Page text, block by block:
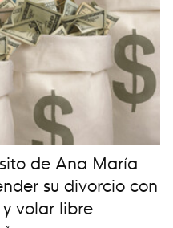
de Ana María
su divorcio con
volar libre